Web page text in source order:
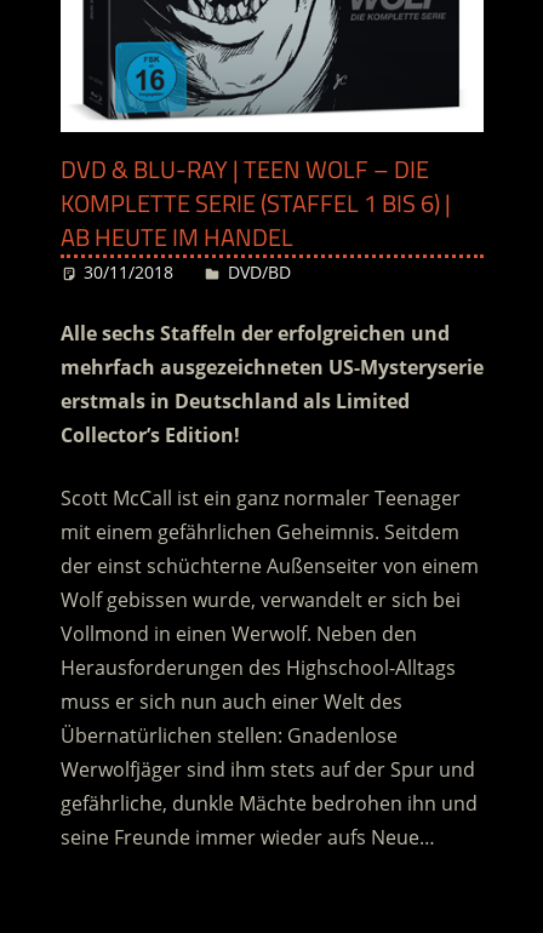
DVD & BLU-RAY | TEEN WOLF – DIE
KOMPLETTE SERIE (STAFFEL 1 BIS 6) |
AB HEUTE IM HANDEL
30/11/2018 Desiree
DVD/BD
Alle sechs Staffeln der erfolgreichen und
mehrfach ausgezeichneten US-Mysteryserie
erstmals in Deutschland als Limited
Collector’s Edition!
Scott McCall ist ein ganz normaler Teenager
mit einem gefährlichen Geheimnis. Seitdem
der einst schüchterne Außenseiter von einem
Wolf gebissen wurde, verwandelt er sich bei
Vollmond in einen Werwolf. Neben den
Herausforderungen des Highschool-Alltags
muss er sich nun auch einer Welt des
Übernatürlichen stellen: Gnadenlose
Werwolfjäger sind ihm stets auf der Spur und
gefährliche, dunkle Mächte bedrohen ihn und
seine Freunde immer wieder aufs Neue…